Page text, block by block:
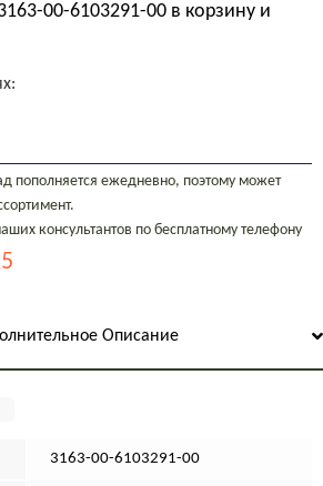
00-6103291-00 в корзину и
ежедневно, поэтому может
консультантов по бесплатному телефону
Описание
3163-00-6103291-00